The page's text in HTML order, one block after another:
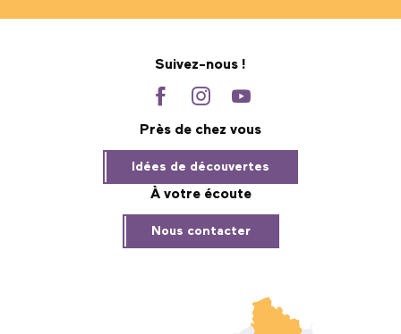
Suivez-nous !
Près de chez vous
Idées de découvertes
À votre écoute
Nous contacter